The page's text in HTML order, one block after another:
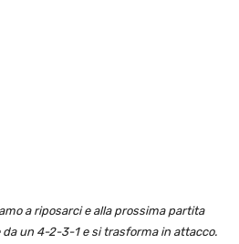
a riposarci e alla prossima partita
da un 4-2-3-1 e si trasforma in attacco.